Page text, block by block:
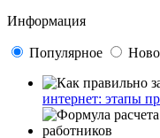
Информация
Популярное
интернет: этапы